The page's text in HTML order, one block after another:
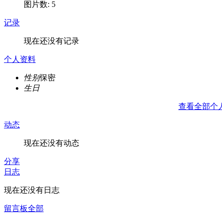
图片数: 5
记录
现在还没有记录
个人资料
性别保密
生日
查看全部个
动态
现在还没有动态
分享
日志
现在还没有日志
留言板全部